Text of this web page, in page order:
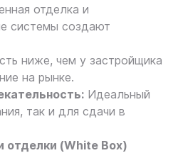
отделка и
системы создают
ниже, чем у застройщика
на рынке.
Идеальный
так и для сдачи в
отделки (White Box)